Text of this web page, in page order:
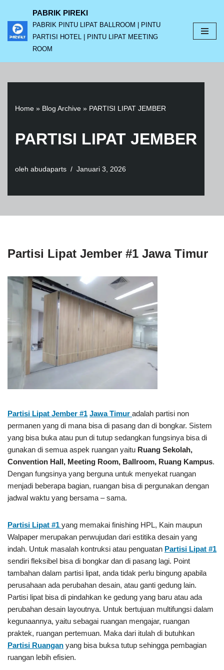
Lompat
ke
PABRIK PIREKI
PABRIK PINTU LIPAT BALLROOM | PINTU
PARTISI HOTEL | PINTU LIPAT MEETING
ROOM
Home » Blog Archive » PARTISI LIPAT JEMBER
PARTISI LIPAT JEMBER
oleh abudaparts Januari 3, 2026
Partisi Lipat Jember #1 Jawa Timur
Partisi Lipat Jember #1 Jawa Timur adalah partisi non
permanen yang di mana bisa di pasang dan di bongkar. Sistem
yang bisa buka atau pun di tutup sedangkan fungsinya bisa di
gunakan di semua aspek ruangan yaitu Ruang Sekolah,
Convention Hall, Meeting Room, Ballroom, Ruang Kampus.
Dengan fungsinya yang berguna untuk menyekat ruangan
menjadi beberapa bagian, ruangan bisa di pergunakan dengan
jadwal waktu yang bersama – sama.
Partisi Lipat #1 yang memakai finishing HPL, Kain maupun
Walpaper merupakan perwujudan dari estitika desain yang
indah. Untuk masalah kontruksi atau penguatan Partisi Lipat #1
sendiri fleksibel bisa di bongkar dan di pasang lagi. Point
tambahan dalam partisi lipat, anda tidak perlu bingung apabila
perusahaan ada perubahan desain, atau ganti gedung lain.
Partisi lipat bisa di pindahkan ke gedung yang baru atau ada
perubahan desain layoutnya. Untuk bertujuan multifungsi dalam
kegunaannya, yaitu sebagai ruangan mengajar, ruangan
praktek, ruangan pertemuan. Maka dari itulah di butuhkan
Partisi Ruangan yang bisa buksa tutup sehingga pembagian
ruangan lebih efisien.